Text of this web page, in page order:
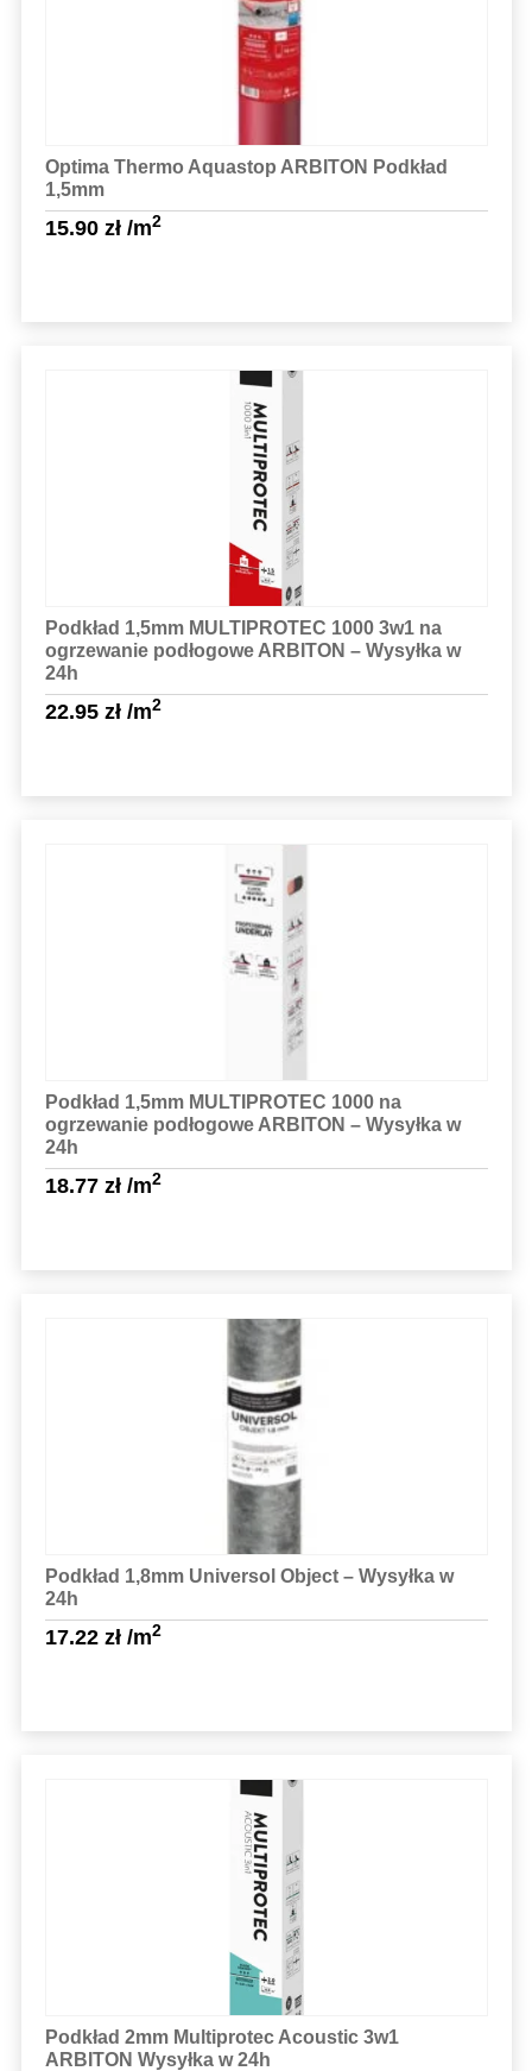
Optima Thermo Aquastop ARBITON Podkład
1,5mm
15.90 zł/m2
Sprawdź szczegóły
Podkład 1,5mm MULTIPROTEC 1000 3w1 na
ogrzewanie podłogowe ARBITON – Wysyłka w
24h
22.95 zł/m2
Sprawdź szczegóły
Podkład 1,5mm MULTIPROTEC 1000 na
ogrzewanie podłogowe ARBITON – Wysyłka w
24h
18.77 zł/m2
Sprawdź szczegóły
Podkład 1,8mm Universol Object – Wysyłka w
24h
17.22 zł/m2
Sprawdź szczegóły
Podkład 2mm Multiprotec Acoustic 3w1
ARBITON Wysyłka w 24h